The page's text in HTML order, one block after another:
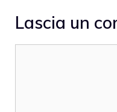
Lascia un